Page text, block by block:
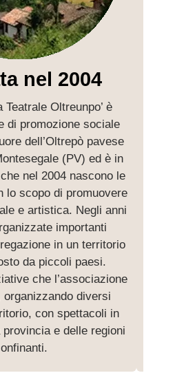
nel 2004
Teatrale Oltreunpo’ è
di promozione sociale
dell’Oltrepò pavese
(PV) ed è in
nel 2004 nascono le
lo scopo di promuovere
e artistica. Negli anni
importanti
in un territorio
da piccoli paesi.
che l’associazione
organizzando diversi
con spettacoli in
e delle regioni